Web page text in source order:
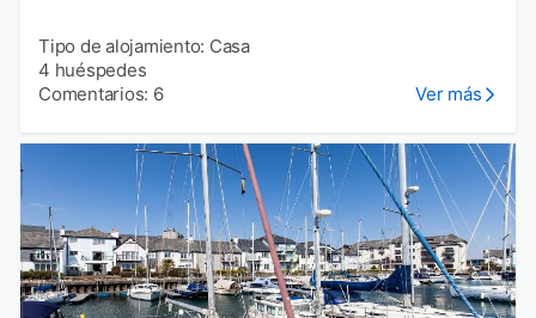
Tipo de alojamiento: Casa
4 huéspedes
Comentarios: 6
Ver más